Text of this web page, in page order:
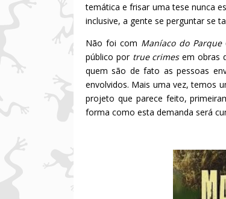
temática e frisar uma tese nunca
inclusive, a gente se perguntar se
Não foi com Maníaco do Parque
público por true crimesem obras
quem são de fato as pessoas
envolvidos. Mais uma vez, temos
projeto que parece feito,
forma como esta demanda será